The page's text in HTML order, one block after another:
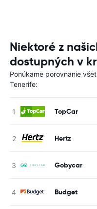
Niektoré z
dostupných v
Ponúkame porovnanie
Tenerife:
TopCar
Hertz
Gobycar
Budget